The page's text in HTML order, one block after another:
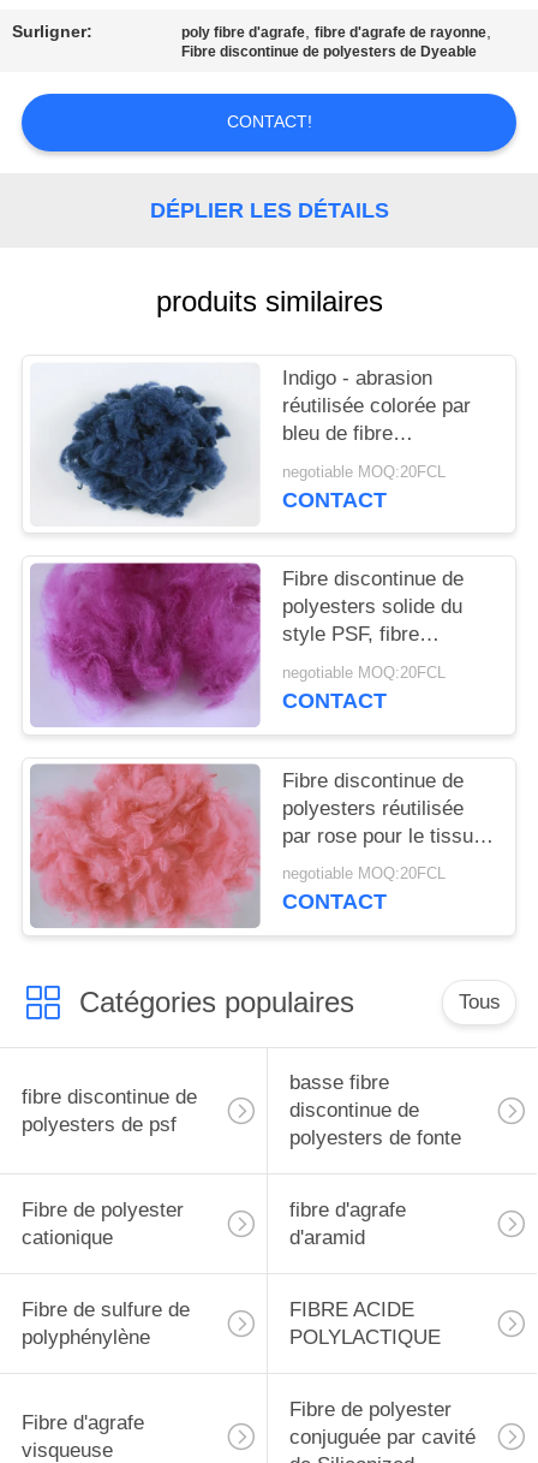
QUALITÉ
CONTACTEZ-
NOUS
SITE
PRIVACY
POLICY
Surligner: poly fibre d'agrafe,fibre d'agrafe de rayonne,
Fibre discontinue de polyesters de Dyeable
CONTACT!
DÉPLIER LES DÉTAILS
produits similaires
Indigo - abrasion
réutilisée colorée par
bleu de fibre
discontinue de
polyesters - 3D*32MM
negotiable MOQ:20FCL
CONTACT
Fibre discontinue de
polyesters solide du
style PSF, fibre
réutilisée ignifuge
d'animal familier
negotiable MOQ:20FCL
CONTACT
Fibre discontinue de
polyesters réutilisée
par rose pour le tissu
non-tissé de matelas
de couvertures de tapis
negotiable MOQ:20FCL
CONTACT
Catégories populaires Tous
fibre discontinue de
polyesters de psf
basse fibre
discontinue de
polyesters de fonte
Fibre de polyester
cationique
fibre d'agrafe
d'aramid
Fibre de sulfure de
polyphénylène
FIBRE ACIDE
POLYLACTIQUE
Fibre d'agrafe
visqueuse
Fibre de polyester
conjuguée par cavité